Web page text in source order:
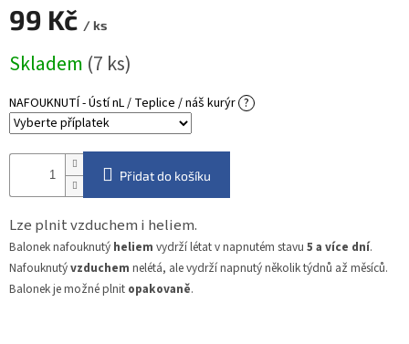
99 Kč / ks
cena:
Skladem (7 ks)
NAFOUKNUTÍ - Ústí nL / Teplice / náš kurýr ?
Přidat do košíku
Lze plnit vzduchem i heliem.
Balonek nafouknutý heliem vydrží létat v napnutém stavu 5 a více dní.
Nafouknutývzduchem nelétá, ale vydrží napnutý několik týdnů až měsíců.
Balonek je možné plnit opakovaně.